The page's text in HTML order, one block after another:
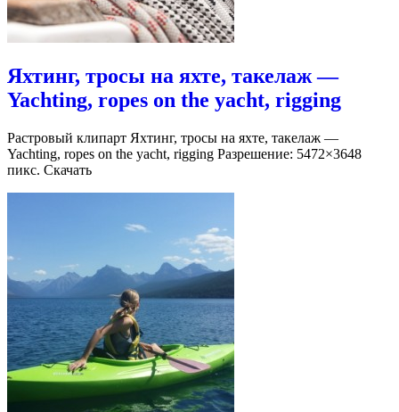
Яхтинг, тросы на яхте, такелаж —
Yachting, ropes on the yacht, rigging
Растровый клипарт Яхтинг, тросы на яхте, такелаж —
Yachting, ropes on the yacht, rigging Разрешение: 5472×3648
пикс. Скачать